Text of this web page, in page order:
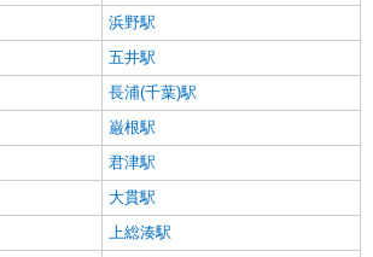
浜野駅
五井駅
長浦(千葉)駅
巌根駅
君津駅
大貫駅
上総湊駅